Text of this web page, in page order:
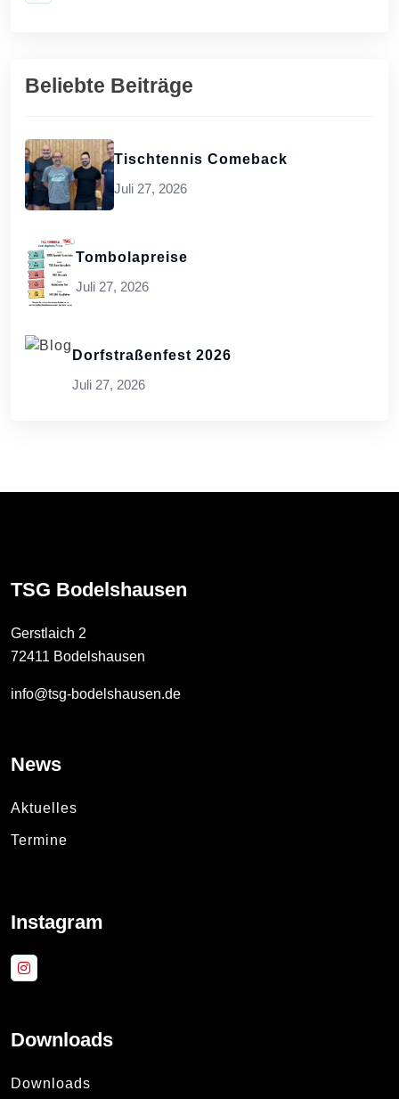
Beliebte Beiträge
Tischtennis Comeback
Juli 27, 2026
Tombolapreise
Juli 27, 2026
Dorfstraßenfest 2026
Juli 27, 2026
TSG Bodelshausen
Gerstlaich 2
72411 Bodelshausen
info@tsg-bodelshausen.de
News
Aktuelles
Termine
Instagram
Downloads
Downloads